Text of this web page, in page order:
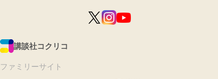
講談社コクリコ
ファミリーサイト